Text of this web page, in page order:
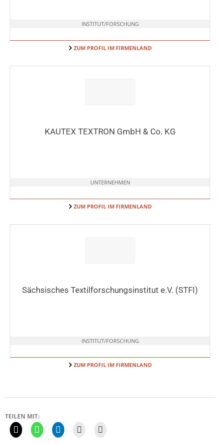
INSTITUT/FORSCHUNG
ZUM PROFIL IM FIRMENLAND
KAUTEX TEXTRON GmbH & Co. KG
UNTERNEHMEN
ZUM PROFIL IM FIRMENLAND
Sächsisches Textilforschungsinstitut e.V. (STFI)
INSTITUT/FORSCHUNG
ZUM PROFIL IM FIRMENLAND
TEILEN MIT: